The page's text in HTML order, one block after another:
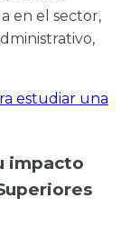
en el sector,
estudiar una
impacto